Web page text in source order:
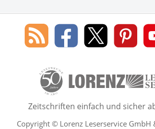
Social Media
Blog
des
Leserservice
Lorenz
Leserservice
Lorenz
Leserservice
50
Zeitschriften einfach und sicher
Copyright © Lorenz Leserservice GmbH